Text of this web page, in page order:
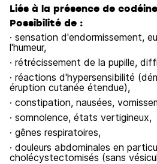
Liés à la présence de codéine
Possibilité de :
· sensation d'endormissement,
l'humeur,
· rétrécissement de la pupille,
· réactions d'hypersensibilité
éruption cutanée étendue),
· constipation, nausées,
· somnolence, états vertigineux,
· gênes respiratoires,
· douleurs abdominales en
cholécystectomisés (sans